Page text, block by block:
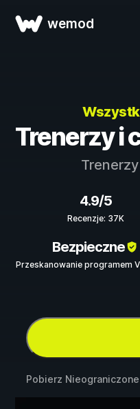
wemod
Trenerzy i
4.9/5
Recenzje: 37K
Bezpieczne
Przeskanowanie programem
Pobierz